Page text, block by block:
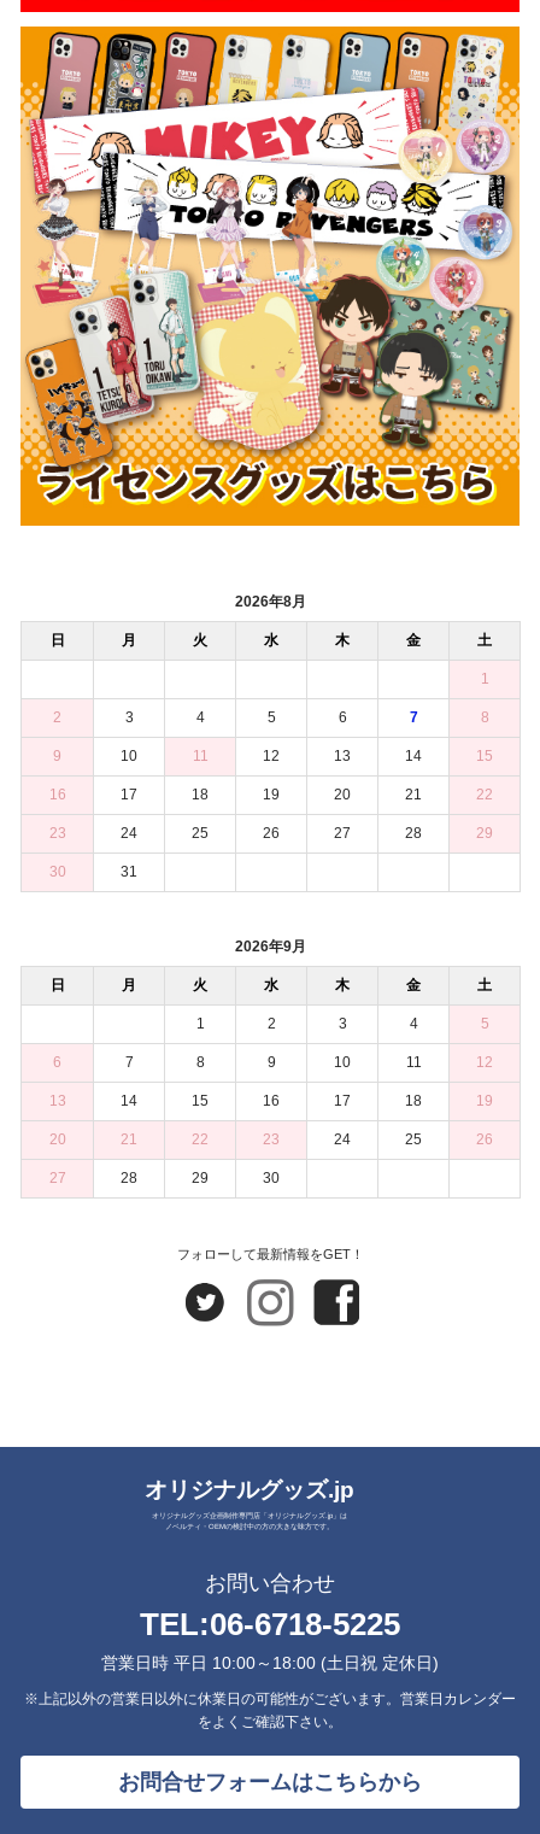
2026年8月
日 月 火 水 木 金 土
1
2 3 4 5 6 7 8
9 10 11 12 13 14 15
16 17 18 19 20 21 22
23 24 25 26 27 28 29
30 31
2026年9月
日 月 火 水 木 金 土
1 2 3 4 5
6 7 8 9 10 11 12
13 14 15 16 17 18 19
20 21 22 23 24 25 26
27 28 29 30
フォローして最新情報をGET！
オリジナルグッズ.jp
オリジナルグッズ企画制作専門店「オリジナルグッズ.jp」は
ノベルティ・OEMの検討中の方の大きな味方です。
お問い合わせ
TEL:06-6718-5225
営業日時 平日 10:00～18:00 (土日祝 定休日)
※上記以外の営業日以外に休業日の可能性がございます。営業日カレンダー
をよくご確認下さい。
お問合せフォームはこちらから